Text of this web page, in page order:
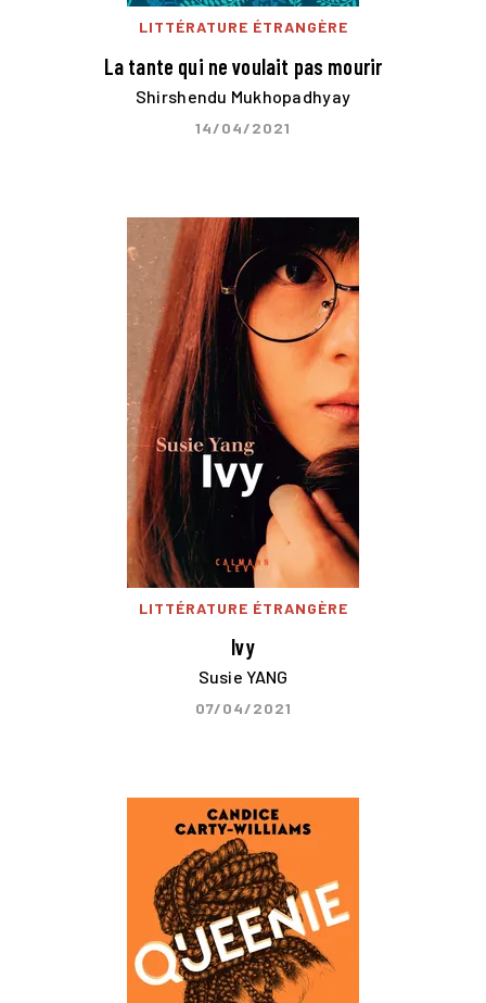
LITTÉRATURE ÉTRANGÈRE
La tante qui ne voulait pas mourir
Shirshendu Mukhopadhyay
14/04/2021
LITTÉRATURE ÉTRANGÈRE
Ivy
Susie YANG
07/04/2021